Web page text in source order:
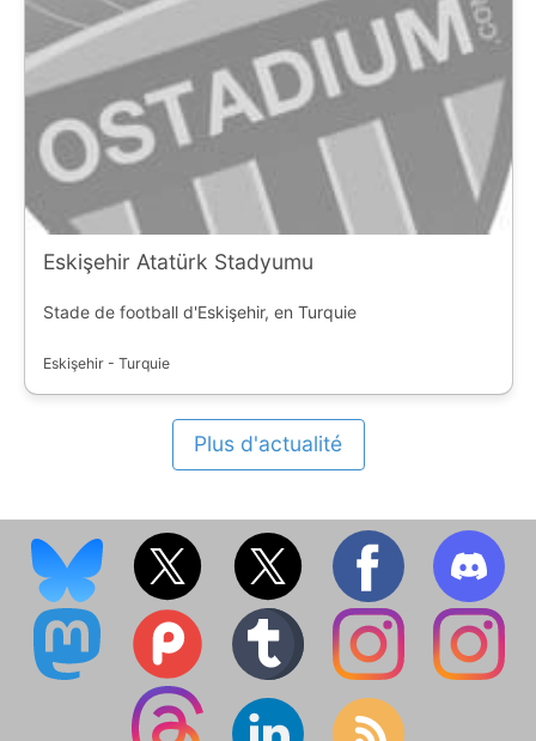
Eskişehir Atatürk Stadyumu
Stade de football d'Eskişehir, en Turquie
Eskişehir - Turquie
Plus d'actualité